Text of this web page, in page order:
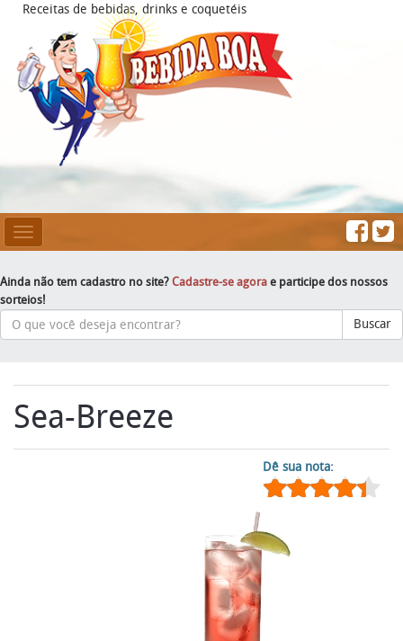
Receitas de bebidas, drinks e coquetéis
Mesclar
Navegação
Ainda não tem cadastro no site? Cadastre-se agora e participe dos nossos
sorteios!
Buscar
Sea-Breeze
Dê sua nota: